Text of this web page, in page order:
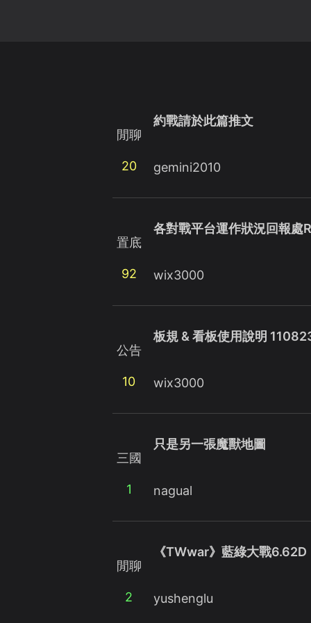
閒聊
20
約戰請於此篇推文
gemini2010
置底
92
各對戰平台運作狀況回報
wix3000
公告
10
板規 & 看板使用說明
wix3000
三國
1
只是另一張魔獸地圖
nagual
閒聊
2
《TWwar》藍綠大戰6.62D
yushenglu